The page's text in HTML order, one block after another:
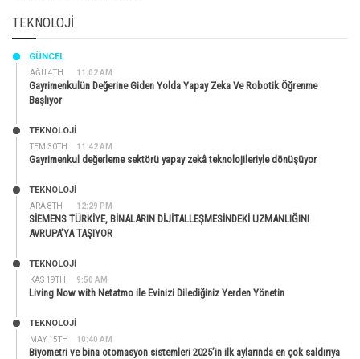
TEKNOLOJI
AĞU 4TH 11:02 AM
GÜNCEL
Gayrimenkulün Değerine Giden Yolda Yapay Zeka Ve Robotik Öğrenme
Başlıyor
TEM 30TH 11:42 AM
TEKNOLOJİ
Gayrimenkul değerleme sektörü yapay zekâ teknolojileriyle dönüşüyor
ARA 8TH 12:29 PM
TEKNOLOJİ
SİEMENS TÜRKİYE, BİNALARIN DİJİTALLEŞMESİNDEKİ UZMANLIĞINI
AVRUPA’YA TAŞIYOR
KAS 19TH 9:50 AM
TEKNOLOJİ
Living Now with Netatmo ile Evinizi Dilediğiniz Yerden Yönetin
MAY 15TH 10:40 AM
TEKNOLOJİ
Biyometri ve bina otomasyon sistemleri 2025’in ilk aylarında en çok saldırıya